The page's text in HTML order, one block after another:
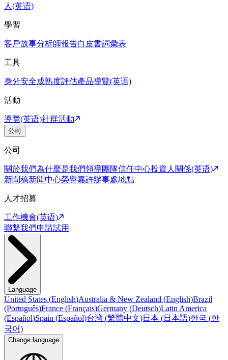
人(英语)
學習
客戶故事分析師報告白皮書詞彙表
工具
身分安全成熟度評估產品導覽(英语)
活動
導覽(英语)社群活動
公司
公司
關於我們為什麼是我們領導團隊信任中心投資人關係(英语)
新聞稿新聞中心榮譽嘉許辦事處地點
人才招募
工作機會(英语)
聯繫我們申請試用
Language
United States (English)Australia & New Zealand (English)Brazil
(Português)France (Français)Germany (Deutsch)Latin America
(Español)Spain (Español)台湾 (繁體中文)日本 (日本語)한국 (한
국어)
Change language